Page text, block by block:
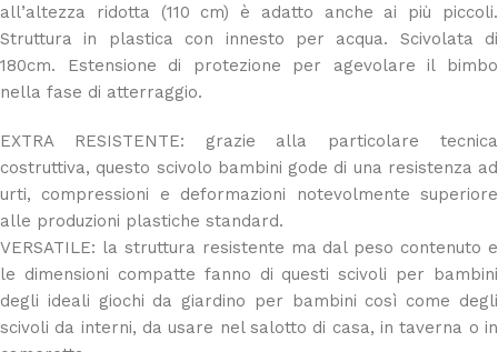
all’altezza ridotta (110 cm) è adatto anche ai più piccoli.
Struttura in plastica con innesto per acqua. Scivolata di
180cm. Estensione di protezione per agevolare il bimbo
nella fase di atterraggio.
EXTRA RESISTENTE: grazie alla particolare tecnica
costruttiva, questo scivolo bambini gode di una resistenza ad
urti, compressioni e deformazioni notevolmente superiore
alle produzioni plastiche standard.
VERSATILE: la struttura resistente ma dal peso contenuto e
le dimensioni compatte fanno di questi scivoli per bambini
degli ideali giochi da giardino per bambini così come degli
scivoli da interni, da usare nel salotto di casa, in taverna o in